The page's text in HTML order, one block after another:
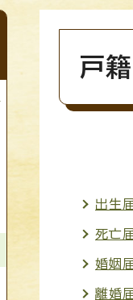
戸
出生
死亡
婚姻
離婚